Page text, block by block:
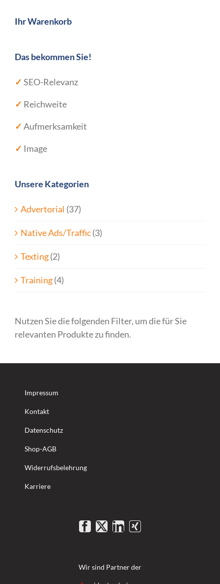
Ihr Warenkorb
Das bekommen Sie!
✓ SEO-Relevanz
✓ Reichweite
✓ Aufmerksamkeit
✓ Image
Unsere Kategorien
Advertorial (37)
Native Ads/Traffic(3)
Texting(2)
Training(4)
Nutzen Sie die folgenden Filter, um die für Sie
relevanten Produkte zu finden.
Impressum
Kontakt
Datenschutz
Shop-AGB
Widerrufsbelehrung
Karriere
Wir sind Partner der